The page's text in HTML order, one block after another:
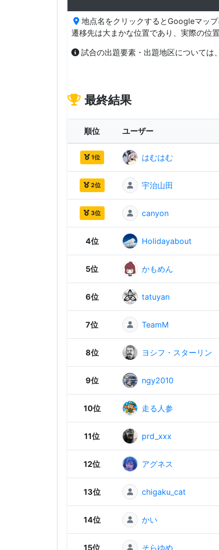
地点名をクリックするとGoogleマッ
遷移先は大まかな位置であり、実際の位
試合の出題要素・出題地区については
最終結果
順位 ユーザー
1位 はむはむ
2位 宇治山田
3位 canyon
4位 Holidayabout
5位 かもめん
6位 tatuyan
7位 TeamM
8位 ヨシフ・スターリン
9位 ngy2010
10位 走る人参
11位 prd_xxx
12位 アグネス
13位 chigaku_cat
14位 かい
15位 そらゆめ